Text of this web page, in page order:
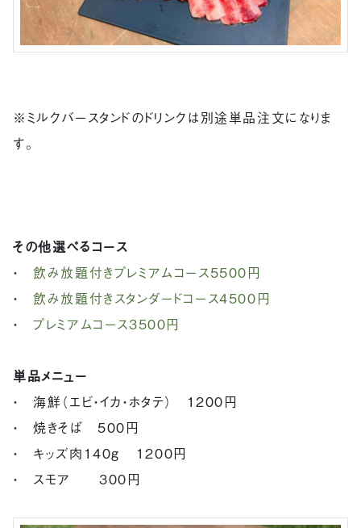
※ミルクバースタンドのドリンクは別途単品注文になりま
す。
その他選べるコース
・飲み放題付きプレミアムコース5500円
・飲み放題付きスタンダードコース4500円
・プレミアムコース3500円
単品メニュー
・ 海鮮（エビ・イカ・ホタテ） 1200円
・ 焼きそば 500円
・ キッズ肉140g 1200円
・ スモア 300円